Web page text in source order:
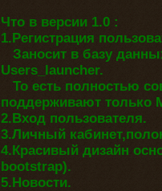
Что в версии 1.0 :
1.Регистрация
Заносит в базу
Users_launcher.
То есть полностью
поддерживают только
2.Вход пользователя.
3.Личный
4.Красивый дизайн
bootstrap).
5.Новости.